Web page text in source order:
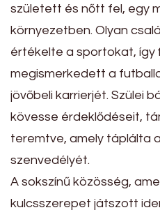
született és nőtt fel, egy
környezetben. Olyan
értékelte a sportokat, így
megismerkedett a
jövőbeli karrierjét. Szülei
kövesse érdeklődéseit,
teremtve, amely táplálta
szenvedélyét.
A sokszínű közösség,
kulcsszerepet játszott